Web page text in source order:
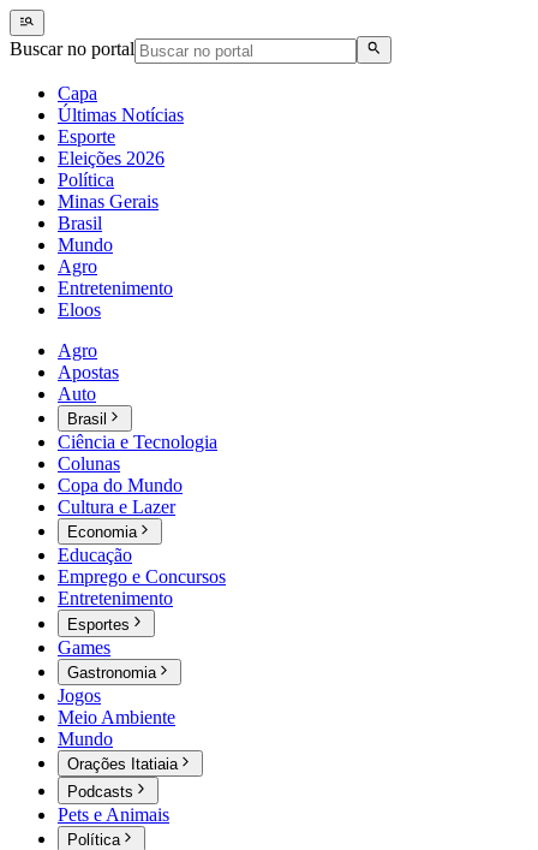
Buscar no portal
Capa
Últimas Notícias
Esporte
Eleições 2026
Política
Minas Gerais
Brasil
Mundo
Agro
Entretenimento
Eloos
Agro
Apostas
Auto
Brasil
Ciência e Tecnologia
Colunas
Copa do Mundo
Cultura e Lazer
Economia
Educação
Emprego e Concursos
Entretenimento
Esportes
Games
Gastronomia
Jogos
Meio Ambiente
Mundo
Orações Itatiaia
Podcasts
Pets e Animais
Política